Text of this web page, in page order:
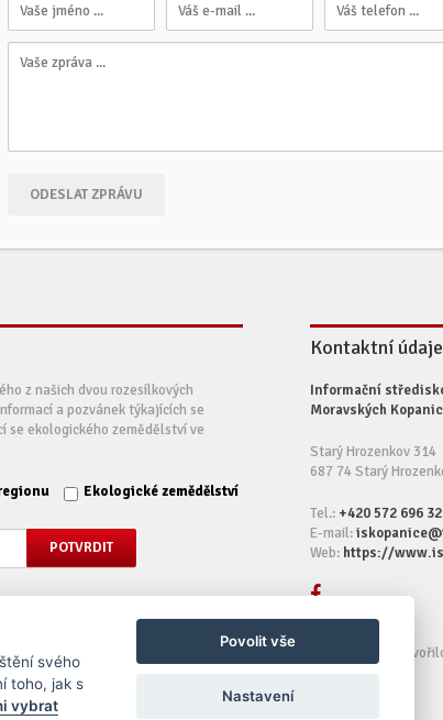
ODESLAT ZPRÁVU
z našich dvou rozesílkových
a pozvánek týkajících se
se ekologického zemědělství ve
Ekologické zemědělství
Kontaktní údaje
Informační
Moravských
Starý Hrozenkov 314
687 74 Starý
Tel.: +420 572 696
E-mail:
Web: https://
svého
toho, jak s
vybrat
Povolit vše
Nastavení